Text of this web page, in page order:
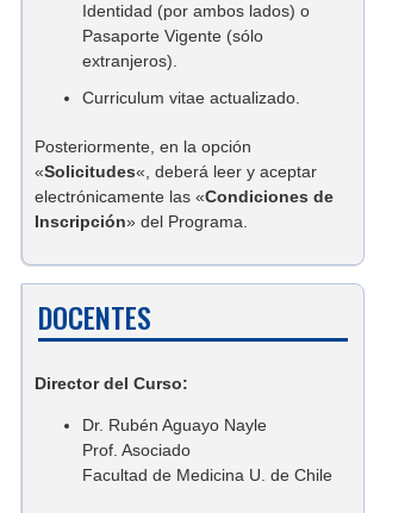
Identidad (por ambos lados) o
Pasaporte Vigente (sólo
extranjeros).
Curriculum vitae actualizado.
Posteriormente, en la opción
«Solicitudes«, deberá leer y aceptar
electrónicamente las «Condiciones de
Inscripción» del Programa.
DOCENTES
Director del Curso:
Dr. Rubén Aguayo Nayle
Prof. Asociado
Facultad de Medicina U. de Chile